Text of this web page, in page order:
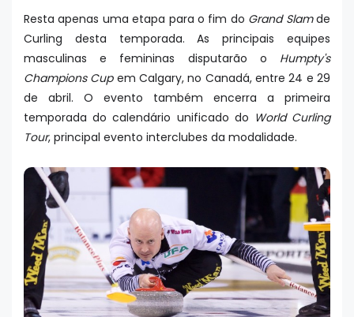
Resta apenas uma etapa para o fim do Grand Slamde
Curling desta temporada. As principais equipes
masculinas e femininas disputarão o Humpty's
Champions Cupem Calgary, no Canadá, entre 24 e 29
de abril. O evento também encerra a primeira
temporada do calendário unificado do World Curling
Tour, principal evento interclubes da modalidade.